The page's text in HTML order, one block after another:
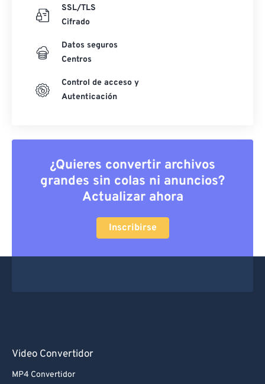
SSL/TLS
Cifrado
Datos seguros
Centros
Control de acceso y
Autenticación
¿Quieres convertir archivos
grandes sin colas ni anuncios?
Actualizar ahora
Inscribirse
Video Convertidor
MP4 Convertidor